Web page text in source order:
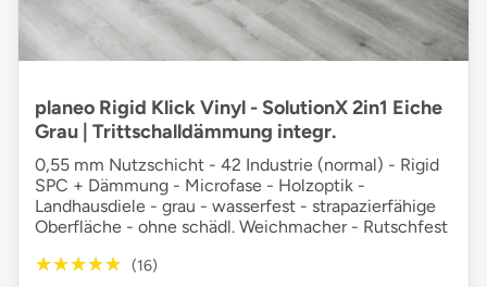
planeo Rigid Klick Vinyl - SolutionX 2in1 Eiche
Grau | Trittschalldämmung integr.
0,55 mm Nutzschicht - 42 Industrie (normal) - Rigid
SPC + Dämmung - Microfase - Holzoptik -
Landhausdiele - grau - wasserfest - strapazierfähige
Oberfläche - ohne schädl. Weichmacher - Rutschfest
★★★★★
★★★★★ (16)